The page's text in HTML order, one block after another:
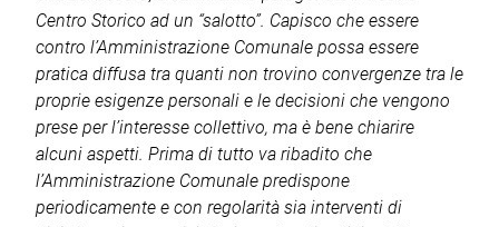
Centro Storico ad un “salotto”. Capisco che essere
contro l’Amministrazione Comunale possa essere
pratica diffusa tra quanti non trovino convergenze tra le
proprie esigenze personali e le decisioni che vengono
prese per l’interesse collettivo, ma è bene chiarire
alcuni aspetti. Prima di tutto va ribadito che
l’Amministrazione Comunale predispone
periodicamente e con regolarità sia interventi di